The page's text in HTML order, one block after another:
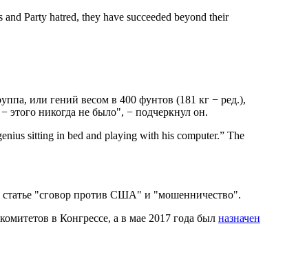
Party hatred, they have succeeded beyond their
или гений весом в 400 фунтов (181 кг − ред.),
никогда не было", − подчеркнул он.
sitting in bed and playing with his computer.” The
статье "сговор против США" и "мошенничество".
в Конгрессе, а в мае 2017 года был назначен